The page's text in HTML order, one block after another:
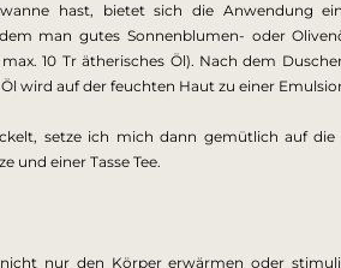
hast, bietet sich die Anwendung
man gutes Sonnenblumen- oder
10 Tr ätherisches Öl). Nach dem
wird auf der feuchten Haut zu einer
setze ich mich dann gemütlich auf
und einer Tasse Tee.
nur den Körper erwärmen oder